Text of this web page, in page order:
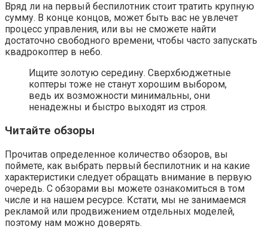
Вряд ли на первый беспилотник стоит тратить крупную
сумму. В конце концов, может быть вас не увлечет
процесс управления, или вы не сможете найти
достаточно свободного времени, чтобы часто запускать
квадрокоптер в небо.
Ищите золотую середину. Сверхбюджетные
коптеры тоже не станут хорошим выбором,
ведь их возможности минимальны, они
ненадежны и быстро выходят из строя.
Читайте обзоры
Прочитав определенное количество обзоров, вы
поймете, как выбрать первый беспилотник и на какие
характеристики следует обращать внимание в первую
очередь. С обзорами вы можете ознакомиться в том
числе и на нашем ресурсе. Кстати, мы не занимаемся
рекламой или продвижением отдельных моделей,
поэтому нам можно доверять.